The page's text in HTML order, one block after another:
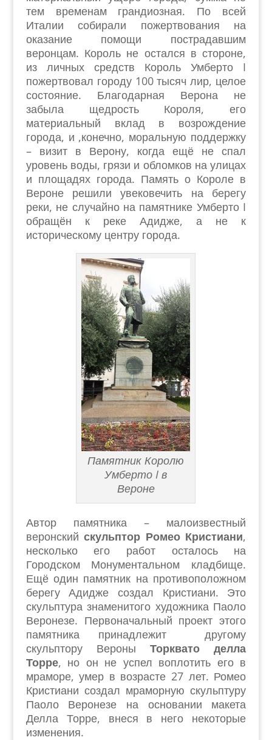
тем временам грандиозная. По всей
Италии собирали пожертвования на
оказание помощи пострадавшим
веронцам. Король не остался в стороне,
из личных средств Король Умберто I
пожертвовал городу 100 тысяч лир, целое
состояние. Благодарная Верона не
забыла щедрость Короля, его
материальный вклад в возрождение
города, и ,конечно, моральную поддержку
– визит в Верону, когда ещё не спал
уровень воды, грязи и обломков на улицах
и площадях города. Память о Короле в
Вероне решили увековечить на берегу
реки, не случайно на памятнике Умберто I
обращён к реке Адидже, а не к
историческому центру города.
Памятник Королю
Умберто I в
Вероне
Автор памятника – малоизвестный
веронскийскульптор Ромео Кристиани,
несколько его работ осталось на
Городском Монументальном кладбище.
Ещё один памятник на противоположном
берегу Адидже создал Кристиани. Это
скульптура знаменитого художника Паоло
Веронезе. Первоначальный проект этого
памятника принадлежит другому
скульптору ВероныТорквато делла
Торре, но он не успел воплотить его в
мраморе, умер в возрасте 27 лет. Ромео
Кристиани создал мраморную скульптуру
Паоло Веронезе на основании макета
Делла Торре, внеся в него некоторые
изменения.